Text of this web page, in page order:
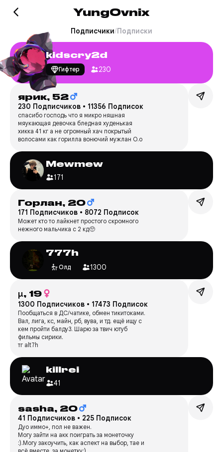
YungOvnix
Подписчики/Подписки
kidscry2d
Гифтер 230
ярик, 52
230 Подписчиков • 11356 Подписок
спасибо господь что я микро няшная
мяукающая девочка бледная худенькая
хикка 41 кг а не огромный хач покрытый
волосами как горилла вонючий мужлан О.о
Mewmew
171
Горлан, 20
171 Подписчиков • 8072 Подписок
Может кто то лайкнет простого скромного
нежного мальчика с 2 кд🥺
777h
Олд 1300
μ, 19
1300 Подписчиков • 17473 Подписок
Пообщаться в ДС/чатике, обмен тикитоками.
Вал, лига, кс, майн, рб, вува, и тд. ещё ищу с
кем пройти балду3. Шарю за твич ютуб
фильмы сирики.
тг alt7h
killrei
41
sasha, 20
41 Подписчиков • 225 Подписок
Дуо иммо+, пол не важен.
Могу зайти на акк поиграть за монеточку
:).Могу закоучить, как аспект на выбор, тае и